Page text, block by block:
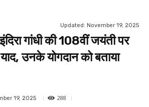
Updated: November 19, 2025
गांधी की 108वीं जयंती पर
उनके योगदान को बताया
19, 2025 288